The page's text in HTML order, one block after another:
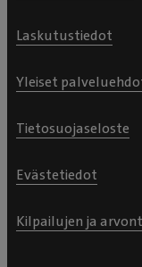
Laskutustiedot
Yleiset
Tietosuojaseloste
Evästetiedot
Kilpailujen ja